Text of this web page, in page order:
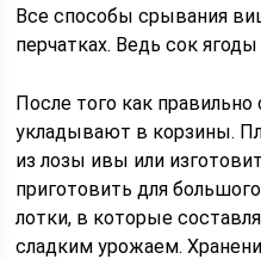
Все способы срывания
перчатках. Ведь сок
После того как
укладывают в корзины.
из лозы ивы или
приготовить для
лотки, в которые
сладким урожаем.